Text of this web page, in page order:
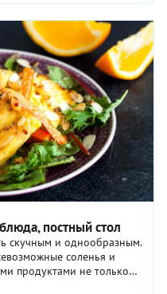
постный стол
скучным и однообразным.
соленья и
продуктами не только